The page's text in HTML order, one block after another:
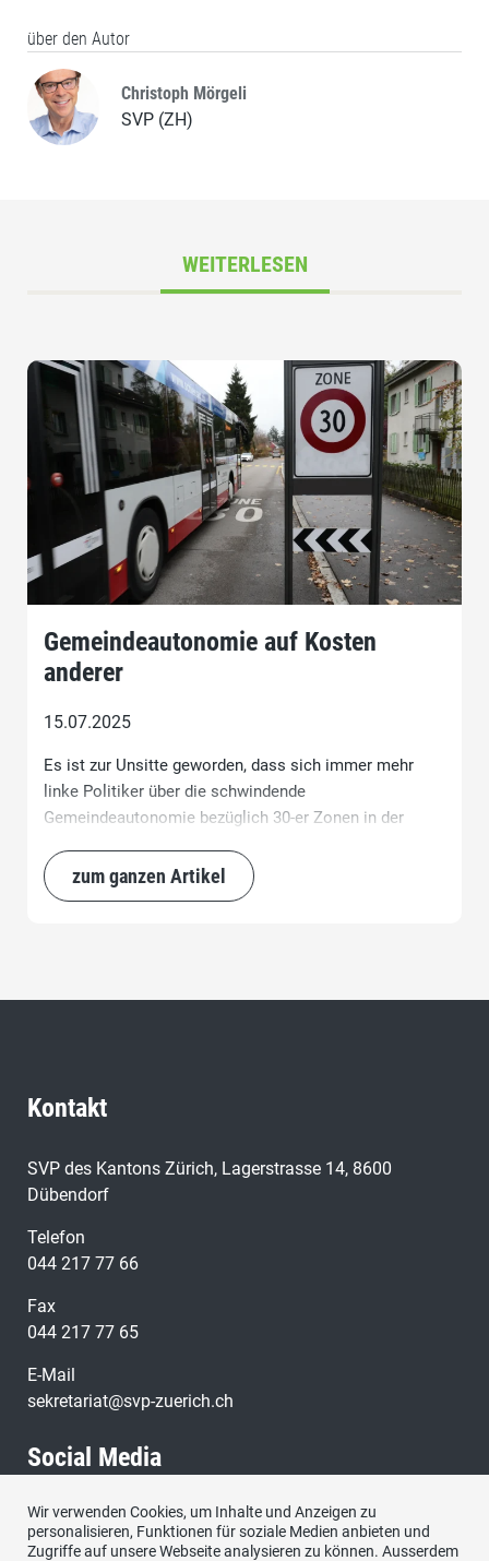
über den Autor
Christoph Mörgeli
SVP (ZH)
WEITERLESEN
Gemeindeautonomie auf Kosten
anderer
15.07.2025
Es ist zur Unsitte geworden, dass sich immer mehr
linke Politiker über die schwindende
Gemeindeautonomie bezüglich 30-er Zonen in der
zum ganzen Artikel
Kontakt
SVP des Kantons Zürich, Lagerstrasse 14, 8600
Dübendorf
Telefon
044 217 77 66
Fax
044 217 77 65
E-Mail
sekretariat@svp-zuerich.ch
Social Media
Besuchen Sie uns bei:
Wir verwenden Cookies, um Inhalte und Anzeigen zu
personalisieren, Funktionen für soziale Medien anbieten und
Zugriffe auf unsere Webseite analysieren zu können. Ausserdem